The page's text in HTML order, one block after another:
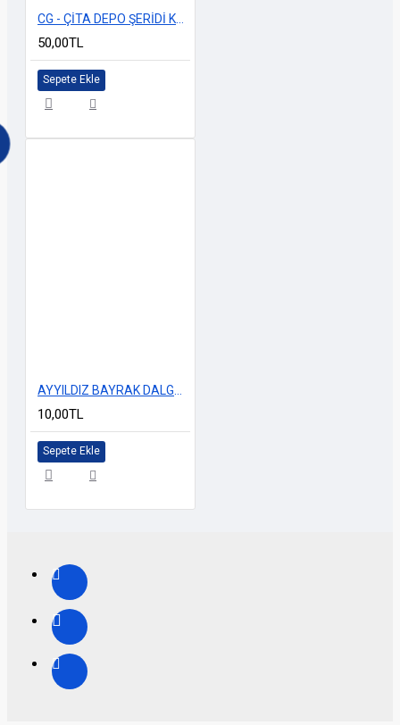
50,00TL
Sepete Ekle
10,00TL
Sepete Ekle